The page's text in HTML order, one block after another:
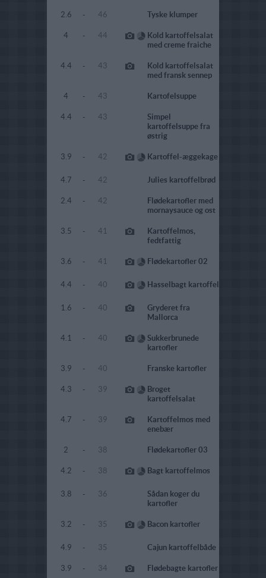
2.6 - 46 Tyske klumper
4 - 44
Kold kartoffelsalat
med creme fraiche
4.4 - 43
Kold kartoffelsalat
med fransk sennep
4 - 43 Kartofelsuppe
4.4 - 43
Simpel
kartoffelsuppe fra
østrig
3.9 - 42 Kartoffel-æggekage
4.7 - 42 Julies kartoffelbrød
2.4 - 42
Flødekartofler med
mornaysauce og ost
3.5 - 41
Kartoffelmos,
fedtfattig
3.6 - 41 Flødekartofler 02
4.4 - 40 Hasselbagt kartoffel
1.6 - 40
Gryderet fra
Mallorca
4.1 - 40
Sukkerbrunede
kartofler
3.9 - 40 Franske kartofler
4.3 - 39
Broget
kartoffelsalat
4.7 - 39
Kartoffelmos med
enebær
2 - 38 Flødekartofler 03
4.2 - 38 Bagt kartoffelmos
3.8 - 36
Sådan koger du
kartofler
3.2 - 35 Bacon kartofler
4.9 - 35 Cajun kartoffelbåde
3.9 - 34 Flødebagte kartofler